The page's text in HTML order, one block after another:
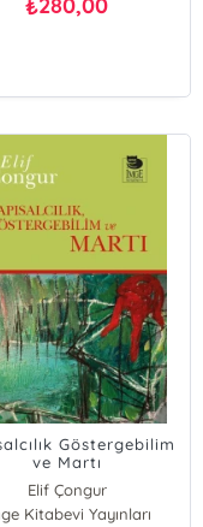
₺
Göstergebilim
ve Martı
Elif Çongur
Kitabevi Yayınları